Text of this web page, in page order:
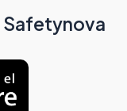
Safetynova